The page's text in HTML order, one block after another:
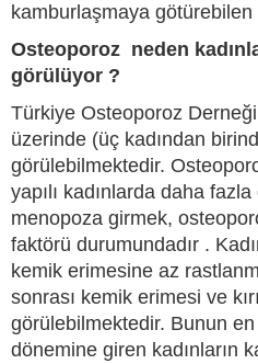
kamburlaşmaya götürebilen
Osteoporoz neden
görülüyor ?
Türkiye Osteoporoz
üzerinde (üç kadından
görülebilmektedir.
yapılı kadınlarda daha
menopoza girmek,
faktörü durumundadır .
kemik erimesine az
sonrası kemik erimesi ve
görülebilmektedir. Bunun
dönemine giren kadınların